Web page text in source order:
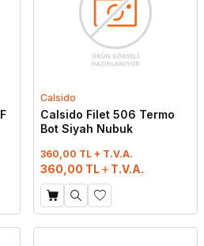
Calsido
Calsido Filet 506 Termo
Bot Siyah Nubuk
360,00 TL + T.V.A.
360,00 TL T.V.A.